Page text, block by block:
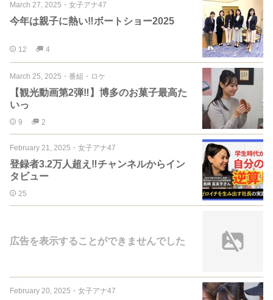
March 27, 2025 ・ 女子アナ47
今年は親子に熱い‼︎ボートショー2025
12 4
March 25, 2025 ・ 番組・ロケ
【観光動画第2弾‼️】博多のお菓子最高た
いっ
9 2
February 21, 2025 ・ 女子アナ47
登録者3.2万人超え‼️チャンネルからイン
タビュー
25
広告を表示することができませんでした
February 20, 2025 ・ 女子アナ47